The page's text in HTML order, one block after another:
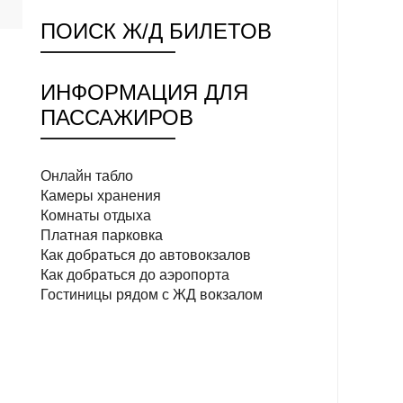
ПОИСК Ж/Д БИЛЕТОВ
ИНФОРМАЦИЯ ДЛЯ
ПАССАЖИРОВ
Онлайн табло
Камеры хранения
Комнаты отдыха
Платная парковка
Как добраться до автовокзалов
Как добраться до аэропорта
Гостиницы рядом с ЖД вокзалом